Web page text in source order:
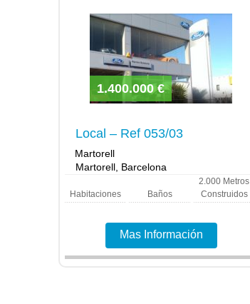
1.400.000 €
Local – Ref 053/03
Martorell
Martorell, Barcelona
Habitaciones Baños
2.000 Metros
Construidos
Mas Información